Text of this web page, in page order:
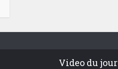
Video du jour